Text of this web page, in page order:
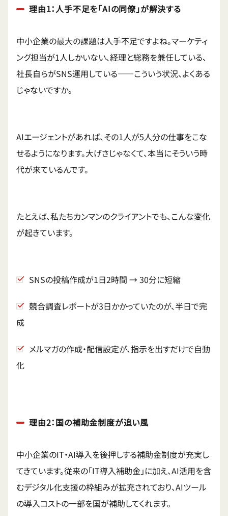
理由1：人手不足を「AIの同僚」が解決する
中小企業の最大の課題は人手不足ですよね。マーケティ
ング担当が1人しかいない、経理と総務を兼任している、
社長自らがSNS運用している——こういう状況、よくある
じゃないですか。
AIエージェントがあれば、その1人が5人分の仕事をこな
せるようになります。大げさじゃなくて、本当にそういう時
代が来ているんです。
たとえば、私たちカンマンのクライアントでも、こんな変化
が起きています。
SNSの投稿作成が1日2時間 → 30分に短縮
競合調査レポートが3日かかっていたのが、半日で完
成
メルマガの作成・配信設定が、指示を出すだけで自動
化
理由2：国の補助金制度が追い風
中小企業のIT・AI導入を後押しする補助金制度が充実し
てきています。従来の「IT導入補助金」に加え、AI活用を含
むデジタル化支援の枠組みが拡充されており、AIツール
の導入コストの一部を国が補助してくれます。